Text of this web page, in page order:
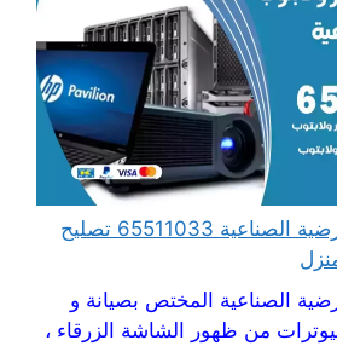
مهندس كمبيوتر العارضية الصناعية 65511033 تصليح
الصناعية المختص بصيانة و
من ظهور الشاشة الزرقاء ،